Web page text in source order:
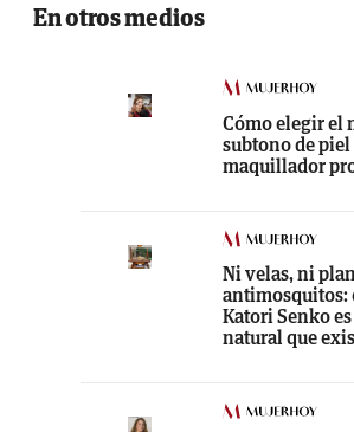
En otros medios
Cómo elegir el
subtono de piel
maquillador
Ni velas, ni
antimosquitos:
Katori Senko
natural que